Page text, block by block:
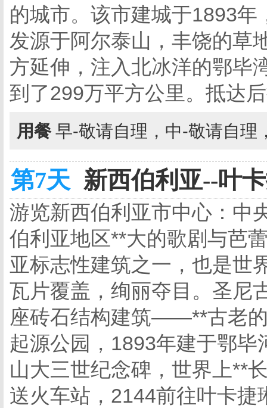
的城市。该市建城于1893
发源于阿尔泰山，丰饶的草
方延伸，注入北冰洋的鄂毕
到了299万平方公里。抵达
用餐 早-敬请自理，中-敬请自理
第7天 新西伯利亚--叶
游览新西伯利亚市中心：中
伯利亚地区**大的歌剧与芭
亚标志性建筑之一，也是世
瓦片覆盖，绚丽夺目。圣尼
座砖石结构建筑——**古老
起源公园，1893年建于鄂
山大三世纪念碑，世界上**
送火车站，2144前往叶卡捷